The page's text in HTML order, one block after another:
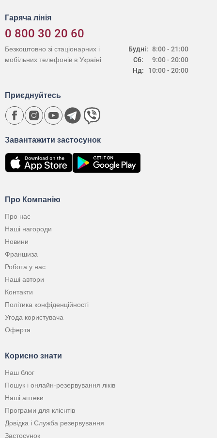
Гаряча лінія
0 800 30 20 60
Будні:
Сб:
Нд:
8:00 - 21:00
9:00 - 20:00
10:00 - 20:00
Безкоштовно зі стаціонарних і
мобільних телефонів в Україні
Про Компанію
Про нас
Наші нагороди
Новини
Франшиза
Робота у нас
Наші автори
Контакти
Політика конфіденційності
Угода користувача
Оферта
Корисно знати
Наш блог
Пошук і онлайн-резервування ліків
Наші аптеки
Програми для клієнтів
Довідка і Служба резервування
Застосунок
Завантажити застосунок
Приєднуйтесь